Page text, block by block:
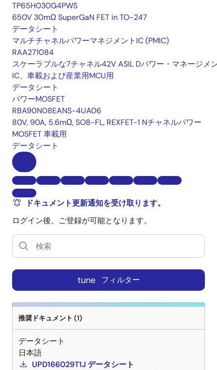
TP65H030G4PWS
650V 30mΩ SuperGaN FET in TO-247
データシート
マルチチャネルパワーマネジメントIC (PMIC)
RAA271084
スケーラブルな7チャネル42V ASIL Dパワー・マネージメ
IC、車載および産業用MCU用
データシート
パワーMOSFET
RBA90N08EANS-4UA06
80V, 90A, 5.6mΩ, SO8-FL, REXFET-1 Nチャネルパワー
MOSFET 車載用
データシート
ドキュメント更新通知を受け取ります。
ログイン後、ご登録が可能となります。
tune フィルター
推奨ドキュメント (1)
データシート
日本語
UPD166029T1J データシート